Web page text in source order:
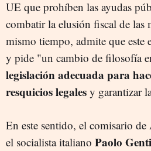
UE que prohíben las ayudas
combatir la elusión fiscal de
mismo tiempo, admite que este
y pide "un cambio de filosofía
legislación adecuada para
resquicios legales y garantizar
En este sentido, el comisario
el socialista italiano Paolo